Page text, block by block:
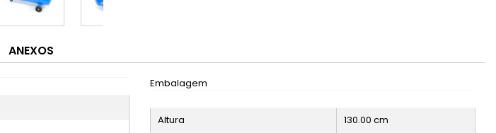
ANEXOS
Embalagem
Altura 130.00 cm